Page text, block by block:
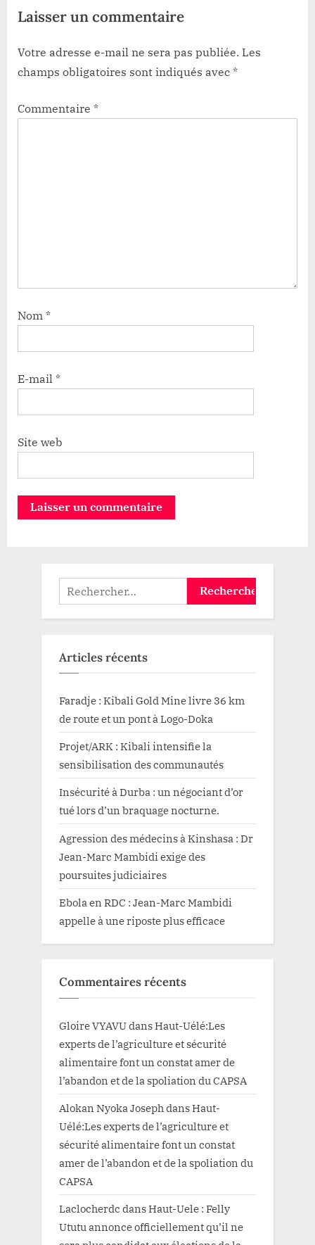
Laisser un commentaire
Votre adresse e-mail ne sera pas publiée. Les
champs obligatoires sont indiqués avec *
Commentaire *
Nom *
E-mail *
Site web
Rechercher :
Articles récents
Faradje : Kibali Gold Mine livre 36 km
de route et un pont à Logo-Doka
Projet/ARK : Kibali intensifie la
sensibilisation des communautés
Insécurité à Durba : un négociant d’or
tué lors d’un braquage nocturne.
Agression des médecins à Kinshasa : Dr
Jean-Marc Mambidi exige des
poursuites judiciaires
Ebola en RDC : Jean-Marc Mambidi
appelle à une riposte plus efficace
Commentaires récents
Gloire VYAVUdansHaut-Uélé:Les
experts de l’agriculture et sécurité
alimentaire font un constat amer de
l’abandon et de la spoliation du CAPSA
Alokan Nyoka JosephdansHaut-
Uélé:Les experts de l’agriculture et
sécurité alimentaire font un constat
amer de l’abandon et de la spoliation du
CAPSA
Laclocherdc dansHaut-Uele : Felly
Ututu annonce officiellement qu’il ne